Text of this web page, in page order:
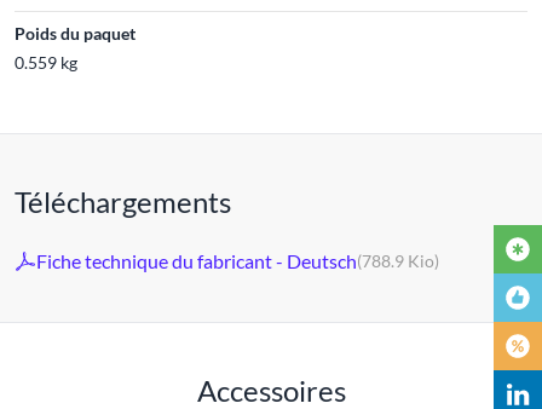
Poids du paquet
0.559 kg
Téléchargements
Fiche technique du fabricant - Deutsch(788.9 Kio)
Accessoires